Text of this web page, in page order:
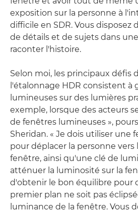
exposition sur la personne à
difficile en SDR. Vous disposez
de détails et de sujets dans
raconter l'histoire.
Selon moi, les principaux défis
l'étalonnage HDR consistent à
lumineuses sur des lumières
exemple, lorsque des acteurs
de fenêtres lumineuses »,
Sheridan. « Je dois utiliser une
pour déplacer la personne vers
fenêtre, ainsi qu'une clé de
atténuer la luminosité sur la
d'obtenir le bon équilibre pour
premier plan ne soit pas
luminance de la fenêtre. Vous